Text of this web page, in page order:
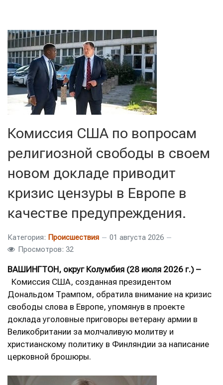
Комиссия США по вопросам
религиозной свободы в своем
новом докладе приводит
кризис цензуры в Европе в
качестве предупреждения.
Категория: Происшествия
01 августа 2026
Просмотров: 32
ВАШИНГТОН, округ Колумбия (28 июля 2026 г.) –
Комиссия США, созданная президентом
Дональдом Трампом, обратила внимание на кризис
свободы слова в Европе, упомянув в проекте
доклада уголовные приговоры ветерану армии в
Великобритании за молчаливую молитву и
христианскому политику в Финляндии за написание
церковной брошюры.